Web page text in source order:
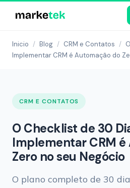
Inicio / Blog / CRM e Contatos /
Implementar CRM é Automação do
CRM E CONTATOS
O Checklist de 30
Implementar CRM
Zero no seu Negócio
O plano completo de 30